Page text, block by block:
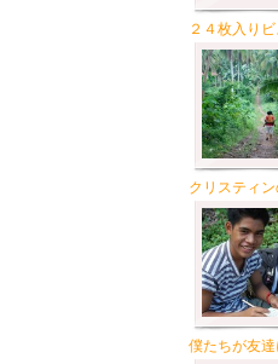
２４枚入り
クリスティ
僕たちが友達